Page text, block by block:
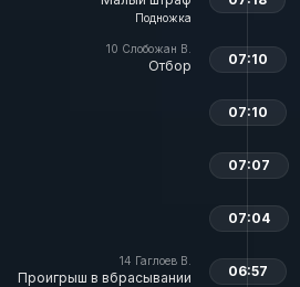
Подножка
10 Слобожан В.
Отбор 07:10
07:10
07:07
07:04
14 Гаглоев В.
Проигрыш в вбрасывании 06:57